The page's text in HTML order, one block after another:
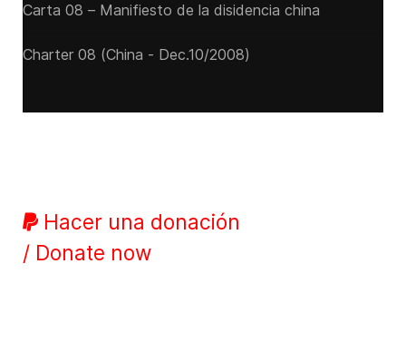
Carta 08 – Manifiesto de la disidencia china
Charter 08 (China - Dec.10/2008)
Hacer una donación
/ Donate now